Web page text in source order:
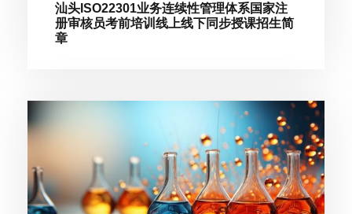
汕头ISO22301业务连续性管理体系国家注
册审核员考前培训线上线下同步授课招生简
章